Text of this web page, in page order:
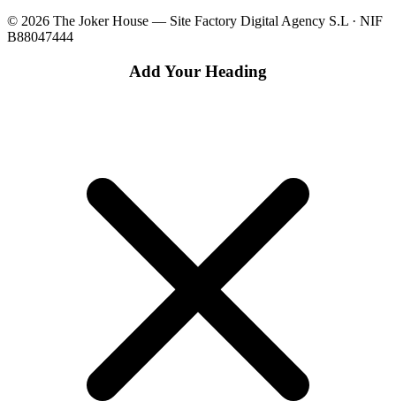
© 2026 The Joker House — Site Factory Digital Agency S.L · NIF
B88047444
Add Your Heading